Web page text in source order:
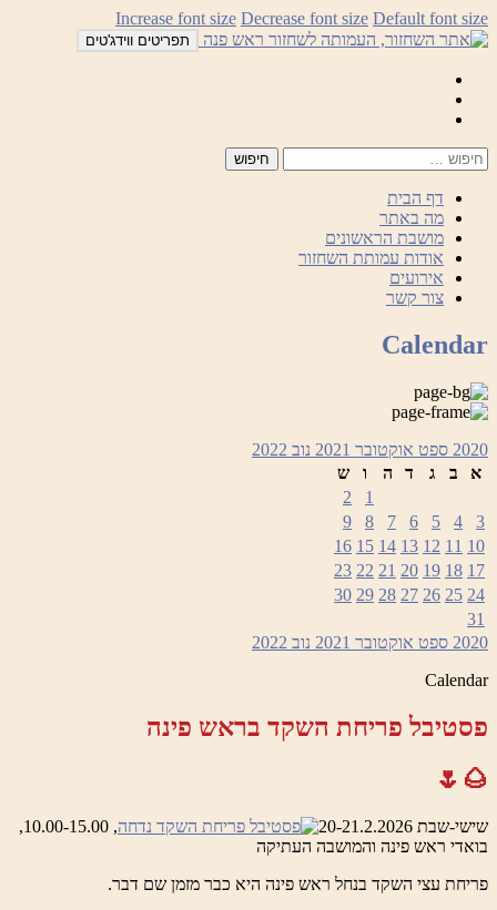
לדלג
לתוכן
Increase font size Decrease font size Default font size
תפריטים ווידג'טים
דף הבית
מה באתר
מושבת הראשונים
אודות עמותת השחזור
אירועים
צור קשר
Calendar
2020 ספט אוקטובר 2021 נוב 2022
א
ב ג ד ה ו
ש
1
2
3
4
5
6
7
8
9
10
11
12
13
14
15
16
17
18
19
20
21
22
23
24
25
26
27
28
29
30
31
2020 ספט אוקטובר 2021 נוב 2022
Calendar
פסטיבל פריחת השקד בראש פינה
🌰🌷
שישי-שבת 20-21.2.2026
, 10.00-15.00,
בואדי ראש פינה והמושבה העתיקה
פריחת עצי השקד בנחל ראש פינה היא כבר מזמן שם דבר.